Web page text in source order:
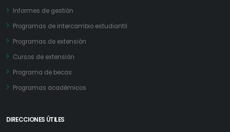
Informes de gestión
Programas de intercambio estudiantil
Programas de extensión
Cursos de extensión
Programa de becas
Programas académicos
DIRECCIONES ÚTILES